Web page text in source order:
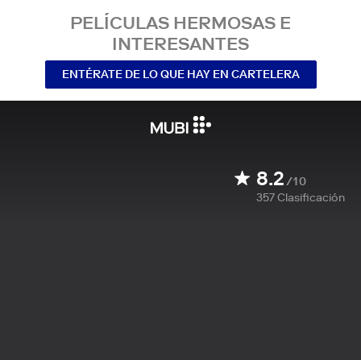
PELÍCULAS HERMOSAS E
INTERESANTES
ENTÉRATE DE LO QUE HAY EN CARTELERA
8.2/10
357Clasificación